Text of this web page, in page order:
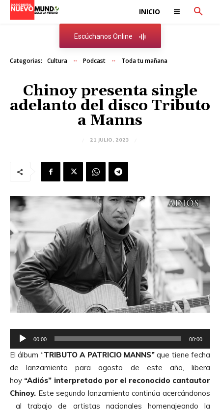
INICIO
Escúchanos Online
Categorias: Cultura Podcast Toda tu mañana
Chinoy presenta single
adelanto del disco Tributo
a Manns
21 JULIO, 2023
e
p
r
o
d
00:00 00:00
El álbum “TRIBUTO A PATRICIO MANNS”que tiene fecha
de lanzamiento para agosto de este año, libera
hoy “Adiós” interpretado por el reconocido cantautor
Chinoy. Este segundo lanzamiento continúa acercándonos
al trabajo de artistas nacionales homenajeando la